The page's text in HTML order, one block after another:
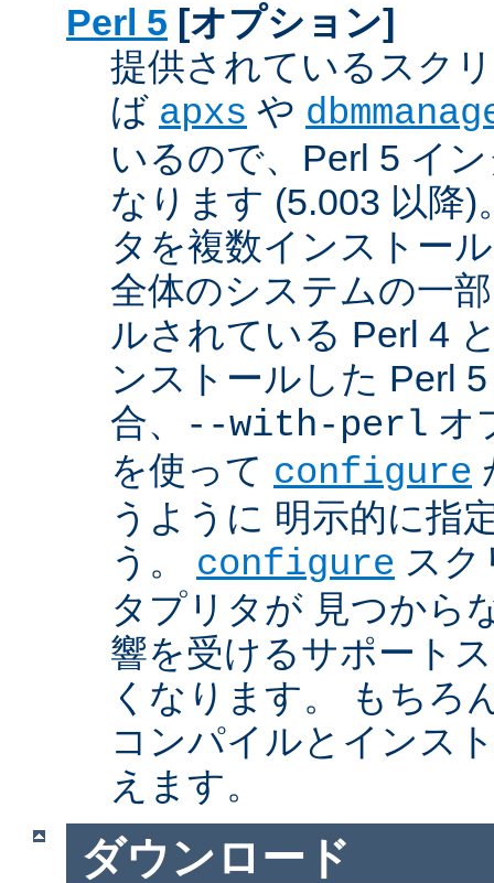
Perl 5 [オプション]
提供されているスク
ば apxs や
いるので、Perl 5 イ
なります (5.003 以降
タを複数インストー
全体のシステムの一
ルされている Perl 4
ンストールした Perl
合、
--with-perl オ
を使って configure
うように 明示的に指
う。 configure スク
タプリタが 見つから
響を受けるサポート
くなります。 もちろ
コンパイルとインス
えます。
ダウンロード